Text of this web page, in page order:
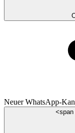
Neuer WhatsApp-